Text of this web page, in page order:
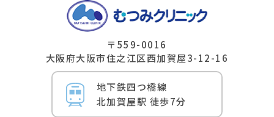
〒559-0016
⼤阪府⼤阪市住之江区⻄加賀屋3-12-16
地下鉄四つ橋線
北加賀屋駅 徒歩7分